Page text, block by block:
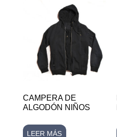
CAMPERA DE
ALGODÓN NIÑOS
LEER MÁS